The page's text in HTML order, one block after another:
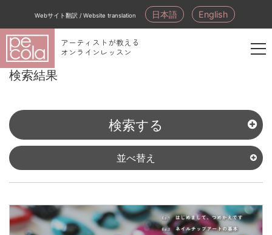
Webサイト翻訳 / Website translation 日本語 English
アーティストが教える
オンラインレッスン
員
登
録
検索結果
検索する
並べ替え